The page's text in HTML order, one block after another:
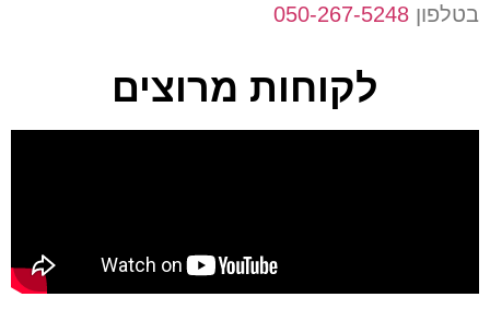
בטלפון
לקוחות מרוצים